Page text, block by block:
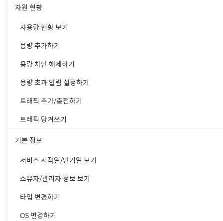
자원 현황
사용량 현황 보기
용량 추가하기
용량 차단 해제하기
용량 초과 알림 설정하기
트래픽 추가/충전하기
트래픽 당겨쓰기
기본 정보
서비스 시작일/만기일 보기
소유자/관리자 정보 보기
타입 변경하기
OS 변경하기